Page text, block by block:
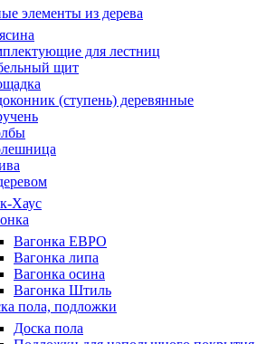
элементы из дерева
для лестниц
щит
(ступень) деревянные
Хаус
Вагонка ЕВРО
Вагонка липа
Вагонка осина
Вагонка Штиль
пола, подложки
Доска пола